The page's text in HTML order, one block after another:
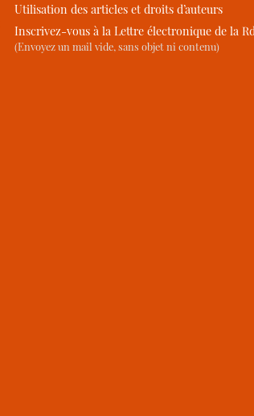
Utilisation des articles et droits d’auteurs
Inscrivez-vous à la Lettre électronique de la
(Envoyez un mail vide, sans objet ni contenu)